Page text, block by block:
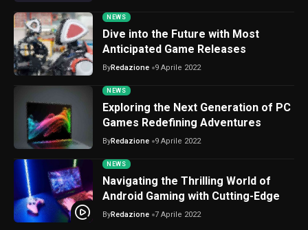
NEWS
Dive into the Future with Most
Anticipated Game Releases
ByRedazione 9 Aprile 2022
NEWS
Exploring the Next Generation of PC
Games Redefining Adventures
ByRedazione 9 Aprile 2022
NEWS
Navigating the Thrilling World of
Android Gaming with Cutting-Edge
ByRedazione 7 Aprile 2022